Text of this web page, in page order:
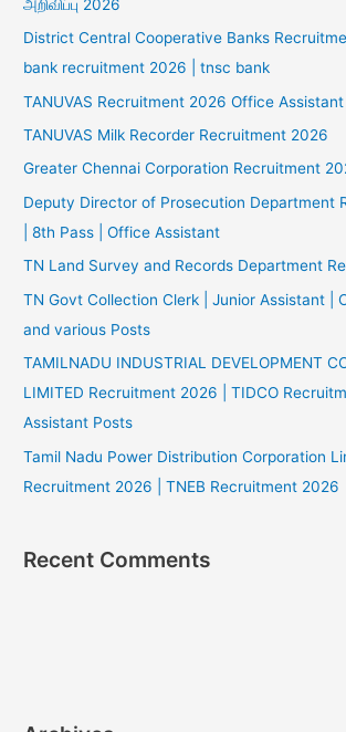
அறிவிப்பு 2026
District Central Cooperative Banks
bank recruitment 2026 | tnsc bank
TANUVAS Recruitment 2026 Office
TANUVAS Milk Recorder Recruitment 2026
Greater Chennai Corporation Recruitment
Deputy Director of Prosecution Department
| 8th Pass | Office Assistant
TN Land Survey and Records Department
TN Govt Collection Clerk | Junior Assistant |
and various Posts
TAMILNADU INDUSTRIAL DEVELOPMENT
LIMITED Recruitment 2026 | TIDCO
Assistant Posts
Tamil Nadu Power Distribution Corporation
Recruitment 2026 | TNEB Recruitment 2026
Recent Comments